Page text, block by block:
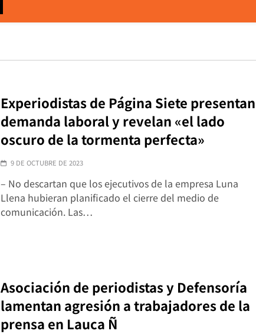
Experiodistas de Página Siete presentan
demanda laboral y revelan «el lado
oscuro de la tormenta perfecta»
9 DE OCTUBRE DE 2023
– No descartan que los ejecutivos de la empresa Luna
Llena hubieran planificado el cierre del medio de
comunicación. Las…
Asociación de periodistas y Defensoría
lamentan agresión a trabajadores de la
prensa en Lauca Ñ